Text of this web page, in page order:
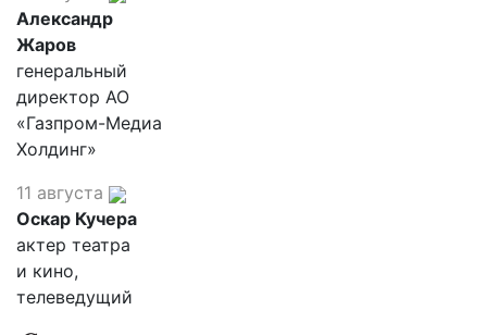
Александр
Жаров
генеральный
директор АО
«Газпром-Медиа
Холдинг»
11 августа
Оскар Кучера
актер театра
и кино,
телеведущий